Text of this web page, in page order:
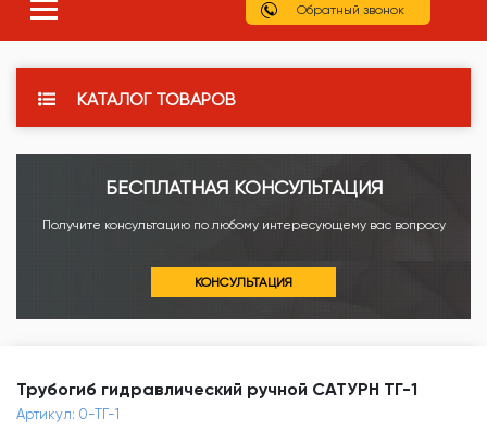
Обратный звонок
КАТАЛОГ ТОВАРОВ
БЕСПЛАТНАЯ КОНСУЛЬТАЦИЯ
Получите консультацию по любому интересующему вас вопросу
КОНСУЛЬТАЦИЯ
Трубогиб гидравлический ручной САТУРН ТГ-1
Артикул: 0-ТГ-1